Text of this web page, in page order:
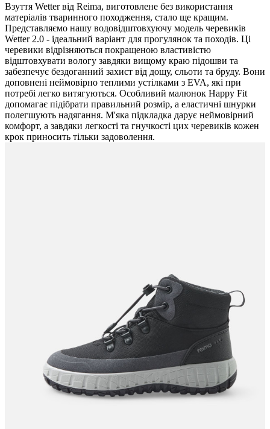
Взуття Wetter від Reima, виготовлене без використання
матеріалів тваринного походження, стало ще кращим.
Представляємо нашу водовідштовхуючу модель черевиків
Wetter 2.0 - ідеальний варіант для прогулянок та походів. Ці
черевики відрізняються покращеною властивістю
відштовхувати вологу завдяки вищому краю підошви та
забезпечує бездоганний захист від дощу, сльоти та бруду. Вони
доповнені неймовірно теплими устілками з EVA, які при
потребі легко витягуються. Особливий малюнок Happy Fit
допомагає підібрати правильний розмір, а еластичні шнурки
полегшують надягання. М'яка підкладка дарує неймовірний
комфорт, а завдяки легкості та гнучкості цих черевиків кожен
крок приносить тільки задоволення.